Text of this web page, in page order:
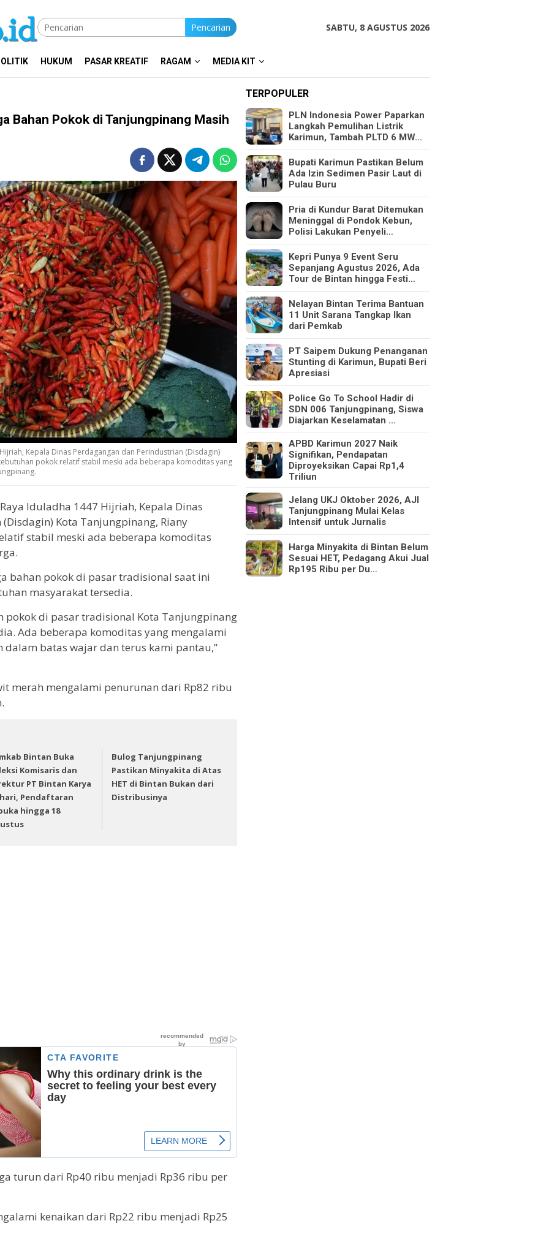
Pencarian SABTU, 8 AGUSTUS 2026
HUKUM PASAR KREATIF RAGAM MEDIA KIT
Bahan Pokok di Tanjungpinang Masih
Kepala Dinas Perdagangan dan Perindustrian (Disdagin)
pokok relatif stabil meski ada beberapa komoditas yang
Iduladha 1447 Hijriah, Kepala Dinas
Kota Tanjungpinang, Riany
stabil meski ada beberapa komoditas
bahan pokok di pasar tradisional saat ini
masyarakat tersedia.
pokok di pasar tradisional Kota Tanjungpinang
Ada beberapa komoditas yang mengalami
batas wajar dan terus kami pantau,”
merah mengalami penurunan dari Rp82 ribu
Bintan Buka
Komisaris dan
PT Bintan Karya
Pendaftaran
hingga 18
Bulog Tanjungpinang
Pastikan Minyakita di Atas
HET di Bintan Bukan dari
Distribusinya
turun dari Rp40 ribu menjadi Rp36 ribu per
kenaikan dari Rp22 ribu menjadi Rp25
TERPOPULER
PLN Indonesia Power Paparkan
Langkah Pemulihan Listrik
Karimun, Tambah PLTD 6 MW…
Bupati Karimun Pastikan Belum
Ada Izin Sedimen Pasir Laut di
Pulau Buru
Pria di Kundur Barat Ditemukan
Meninggal di Pondok Kebun,
Polisi Lakukan Penyeli…
Kepri Punya 9 Event Seru
Sepanjang Agustus 2026, Ada
Tour de Bintan hingga Festi…
Nelayan Bintan Terima Bantuan
11 Unit Sarana Tangkap Ikan
dari Pemkab
PT Saipem Dukung Penanganan
Stunting di Karimun, Bupati Beri
Apresiasi
Police Go To School Hadir di
SDN 006 Tanjungpinang, Siswa
Diajarkan Keselamatan …
APBD Karimun 2027 Naik
Signifikan, Pendapatan
Diproyeksikan Capai Rp1,4
Triliun
Jelang UKJ Oktober 2026, AJI
Tanjungpinang Mulai Kelas
Intensif untuk Jurnalis
Harga Minyakita di Bintan Belum
Sesuai HET, Pedagang Akui Jual
Rp195 Ribu per Du…